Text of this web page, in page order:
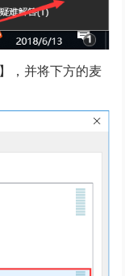
，并将下方的麦